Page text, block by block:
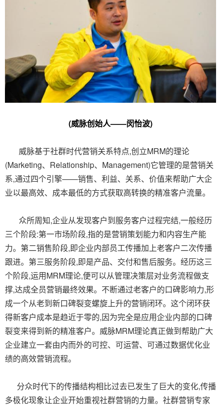
(威脉创始人——闵怡波)
威脉基于社群时代营销关系特点,创立MRM的理论
(Marketing、Relationship、Management)它管理的是营销关
系,通过四个引擎——销售、利益、关系、价值来帮助广大企
业以最高效、成本最低的方式获取高转换的精准客户流量。
众所周知,企业从发现客户到服务客户过程完结,一般经历
三个阶段:第一市场阶段,指的是营销策划能力和内容生产能
力。第二销售阶段,即企业内部员工传播加上老客户二次传播
跟进。第三服务阶段,即是产品、交付和售后服务。经历这三
个阶段,运用MRM理论,便可以从管理决策层对业务流程做支
撑,达成全员营销最终效果。不断通过老客户的口碑影响力,形
成一个从老到新口碑裂变螺旋上升的营销闭环。这个闭环获
得新客户成本是趋近于零的,因为完全是应用企业内部的口碑
裂变来得到新的精准客户。威脉MRM理论真正做到帮助广大
企业建立一套由内而外的可控、可运营、可通过数据优化业
绩的高效营销流程。
分众时代下的传播结构相比过去已发生了巨大的变化,传播
多极化现象让企业开始重视社群营销的力量。社群营销专家